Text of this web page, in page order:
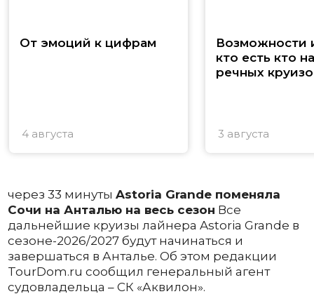
От эмоций к цифрам
4 августа
Возможности
кто есть кто
речных
3 августа
через 33 минуты Astoria Grande поменяла
Сочи на Анталью на весь сезон Все
дальнейшие круизы лайнера Astoria Grande в
сезоне-2026/2027 будут начинаться и
завершаться в Анталье. Об этом редакции
TourDom.ru сообщил генеральный агент
судовладельца – СК «Аквилон».